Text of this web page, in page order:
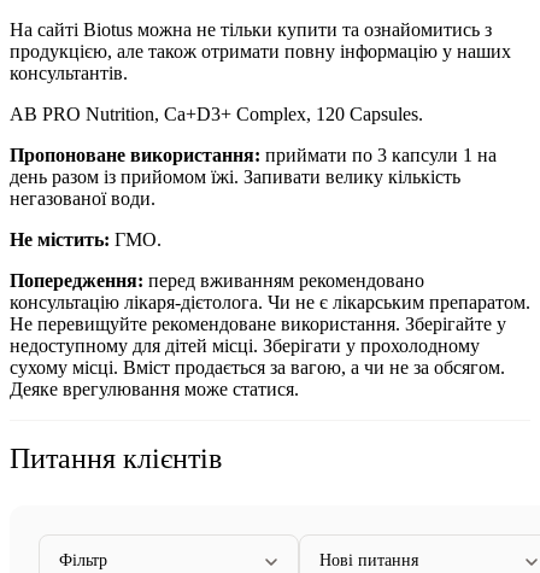
На сайті Biotus можна не тільки купити та ознайомитись з
продукцією, але також отримати повну інформацію у наших
консультантів.
AB PRO Nutrition, Ca+D3+ Complex, 120 Capsules.
Пропоноване використання: приймати по 3 капсули 1 на
день разом із прийомом їжі. Запивати велику кількість
негазованої води.
Не містить: ГМО.
Попередження: перед вживанням рекомендовано
консультацію лікаря-дієтолога. Чи не є лікарським препаратом.
Не перевищуйте рекомендоване використання. Зберігайте у
недоступному для дітей місці. Зберігати у прохолодному
сухому місці. Вміст продається за вагою, а чи не за обсягом.
Деяке врегулювання може статися.
Питання клієнтів
Фільтр Нові питання